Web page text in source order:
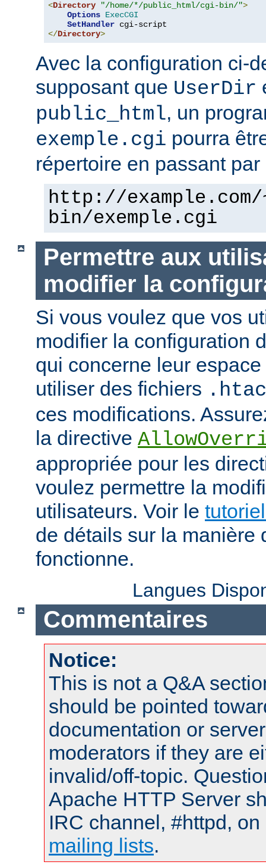
<Directory "/home/*/public_html/cgi-bin/">
Options ExecCGI
SetHandler
</Directory>
Avec la configuration ci-
supposant que UserDir
public_html, un
exemple.cgi pourra
répertoire en passant par
http://
bin/exemple.cgi
Permettre aux
modifier la
Si vous voulez que vos
modifier la configuration
qui concerne leur
utiliser des fichiers
ces modifications.
la directive
appropriée pour les
voulez permettre la
utilisateurs. Voir le
de détails sur la manière
fonctionne.
Langues
Commentaires
Notice:
This is not a Q&A
should be pointed
documentation or
moderators if they are
invalid/off-topic.
Apache HTTP Server
IRC channel, #httpd,
mailing lists.